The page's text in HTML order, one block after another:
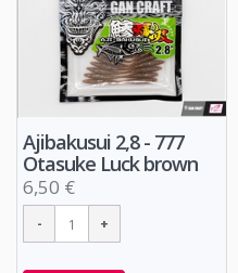
Ajibakusui 2,8 - 777
Otasuke Luck brown
6,50 €